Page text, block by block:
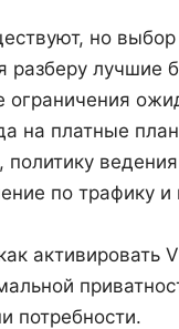
но
лучшие
на платные
по трафику
активировать
потребности.